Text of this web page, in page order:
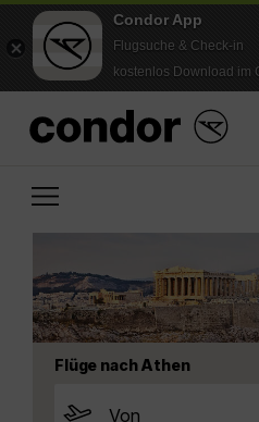
Condor App
Flugsuche & Check-in
kostenlos Download im
Flüge nach Athen